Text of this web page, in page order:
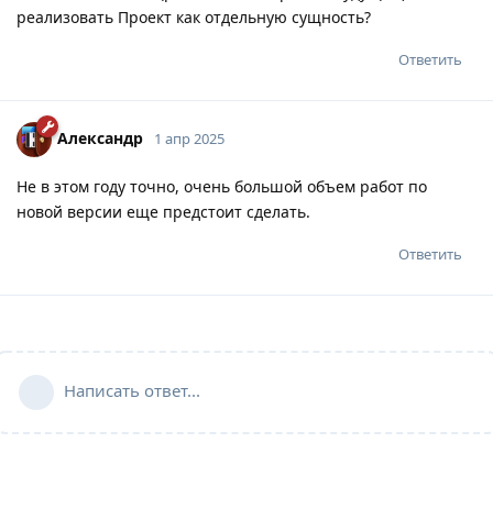
реализовать Проект как отдельную сущность?
Ответить
Александр 1 апр 2025
Не в этом году точно, очень большой объем работ по
новой версии еще предстоит сделать.
Ответить
Написать ответ...